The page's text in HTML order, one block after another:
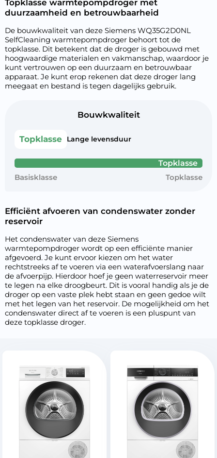
Topklasse warmtepompdroger met
duurzaamheid en betrouwbaarheid
De bouwkwaliteit van deze Siemens WQ35G2D0NL
SelfCleaning warmtepompdroger behoort tot de
topklasse. Dit betekent dat de droger is gebouwd met
hoogwaardige materialen en vakmanschap, waardoor je
kunt vertrouwen op een duurzaam en betrouwbaar
apparaat. Je kunt erop rekenen dat deze droger lang
meegaat en bestand is tegen dagelijks gebruik.
Bouwkwaliteit
Topklasse Lange levensduur
Topklasse
Basisklasse
Topklasse
Efficiënt afvoeren van condenswater zonder
reservoir
Het condenswater van deze Siemens
warmtepompdroger wordt op een efficiënte manier
afgevoerd. Je kunt ervoor kiezen om het water
rechtstreeks af te voeren via een waterafvoerslang naar
de afvoerpijp. Hierdoor hoef je geen waterreservoir meer
te legen na elke droogbeurt. Dit is vooral handig als je de
droger op een vaste plek hebt staan en geen gedoe wilt
met het legen van het reservoir. De mogelijkheid om het
condenswater direct af te voeren is een pluspunt van
deze topklasse droger.